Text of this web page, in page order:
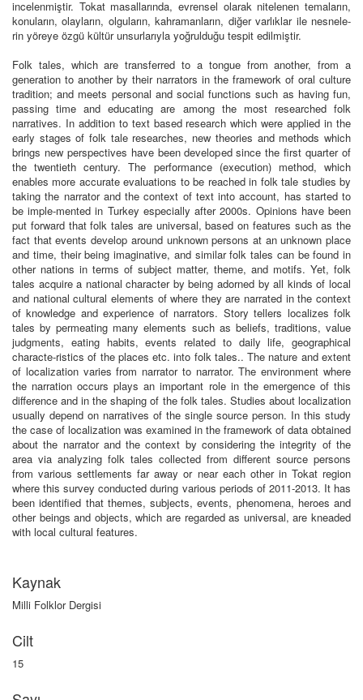
incelenmiştir. Tokat masallarında, evrensel olarak nitelenen temaların,
konuların, olayların, olguların, kahramanların, diğer varlıklar ile nesnele-
rin yöreye özgü kültür unsurlarıyla yoğrulduğu tespit edilmiştir.
Folk tales, which are transferred to a tongue from another, from a
generation to another by their narrators in the framework of oral culture
tradition; and meets personal and social functions such as having fun,
passing time and educating are among the most researched folk
narratives. In addition to text based research which were applied in the
early stages of folk tale researches, new theories and methods which
brings new perspectives have been developed since the first quarter of
the twentieth century. The performance (execution) method, which
enables more accurate evaluations to be reached in folk tale studies by
taking the narrator and the context of text into account, has started to
be imple-mented in Turkey especially after 2000s. Opinions have been
put forward that folk tales are universal, based on features such as the
fact that events develop around unknown persons at an unknown place
and time, their being imaginative, and similar folk tales can be found in
other nations in terms of subject matter, theme, and motifs. Yet, folk
tales acquire a national character by being adorned by all kinds of local
and national cultural elements of where they are narrated in the context
of knowledge and experience of narrators. Story tellers localizes folk
tales by permeating many elements such as beliefs, traditions, value
judgments, eating habits, events related to daily life, geographical
characte-ristics of the places etc. into folk tales.. The nature and extent
of localization varies from narrator to narrator. The environment where
the narration occurs plays an important role in the emergence of this
difference and in the shaping of the folk tales. Studies about localization
usually depend on narratives of the single source person. In this study
the case of localization was examined in the framework of data obtained
about the narrator and the context by considering the integrity of the
area via analyzing folk tales collected from different source persons
from various settlements far away or near each other in Tokat region
where this survey conducted during various periods of 2011-2013. It has
been identified that themes, subjects, events, phenomena, heroes and
other beings and objects, which are regarded as universal, are kneaded
with local cultural features.
Kaynak
Milli Folklor Dergisi
Cilt
15